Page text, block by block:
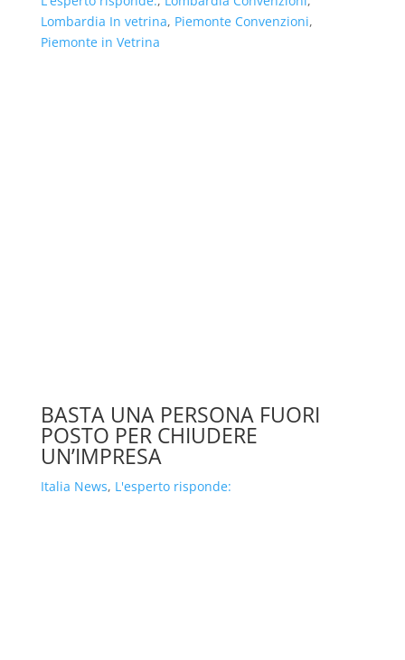
Lombardia In vetrina, Piemonte Convenzioni,
Piemonte in Vetrina
BASTA UNA PERSONA FUORI
POSTO PER CHIUDERE
UN’IMPRESA
Italia News, L'esperto risponde: